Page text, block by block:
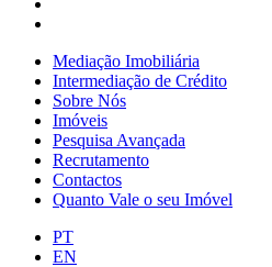
Mediação Imobiliária
Intermediação de Crédito
Sobre Nós
Imóveis
Pesquisa Avançada
Recrutamento
Contactos
Quanto Vale o seu Imóvel
PT
EN